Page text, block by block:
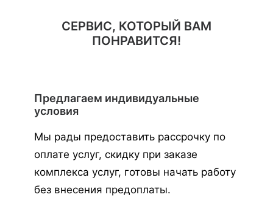
СЕРВИС, КОТОРЫЙ ВАМ
ПОНРАВИТСЯ!
Предлагаем индивидуальные
условия
Мы рады предоставить рассрочку по
оплате услуг, скидку при заказе
комплекса услуг, готовы начать работу
без внесения предоплаты.